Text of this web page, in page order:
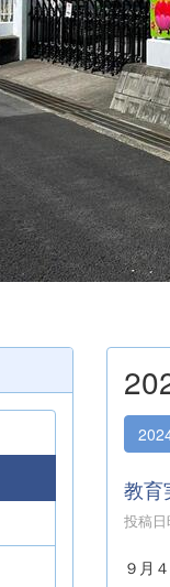
教育
投稿
９月